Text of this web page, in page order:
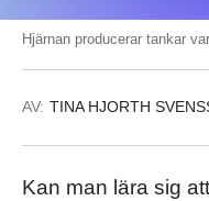
Hjärnan producerar tankar
AV: TINA HJORTH
Kan man lära sig